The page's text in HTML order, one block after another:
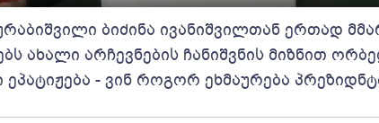
ბიძინა ივანიშვილთან ერთად
ახალი არჩევნების ჩანიშვნის მიზნით
ეპატიჟება - ვინ როგორ ეხმაურება